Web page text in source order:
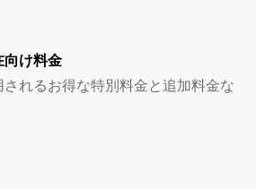
向け料金
れるお得な特別料金と追加料金な